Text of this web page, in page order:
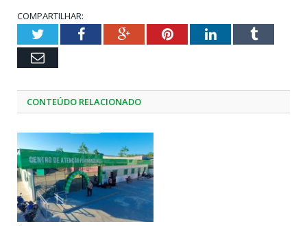
COMPARTILHAR:
TwitterFacebookGoogle+PinterestLinkedInTumblr
Email
CONTEÚDO RELACIONADO